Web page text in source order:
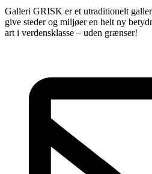
Galleri GRISK er et utraditionelt
give steder og miljøer en helt ny
art i verdensklasse – uden grænser!